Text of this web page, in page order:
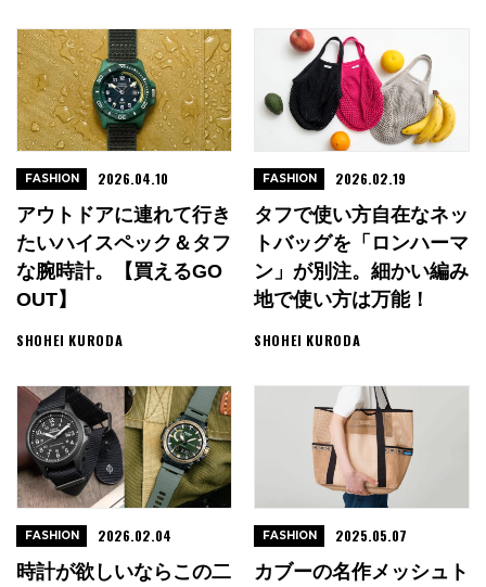
アウトドアに連れて行き
たいハイスペック＆タフ
な腕時計。【買えるGO
OUT】
SHOHEI KURODA
FASHION 2026.04.10
タフで使い方自在なネッ
トバッグを「ロンハーマ
ン」が別注。細かい編み
地で使い方は万能！
SHOHEI KURODA
FASHION 2026.02.19
時計が欲しいならこの二
FASHION 2026.02.04
カブーの名作メッシュト
FASHION 2025.05.07